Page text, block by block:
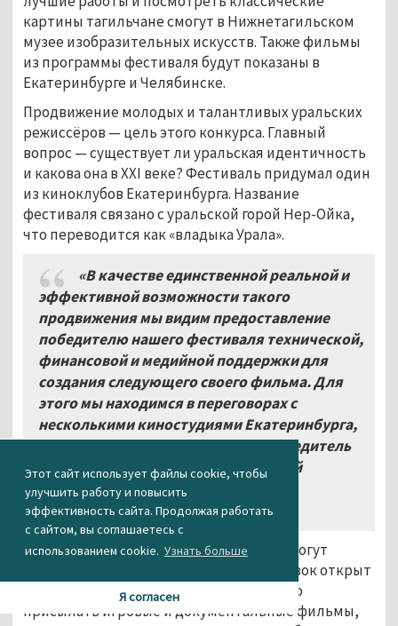
Этот сайт использует файлы cookie, чтобы
улучшить работу и повысить
эффективность сайта. Продолжая работать
с сайтом, вы соглашаетесь с
использованием cookie. Узнать больше
Я согласен
картины тагильчане смогут в Нижнетагильском
музее изобразительных искусств. Также фильмы
из программы фестиваля будут показаны в
Екатеринбурге и Челябинске.
Продвижение молодых и талантливых уральских
режиссёров — цель этого конкурса. Главный
вопрос —существует ли уральская идентичность
и какова она в XXI веке? Фестиваль придумал один
из киноклубов Екатеринбурга. Название
фестиваля связано с уральской горой Нер-Ойка,
что переводится как «владыка Урала».
«В качестве единственной реальной и
эффективной возможности такого
продвижения мы видим предоставление
победителю нашего фестиваля технической,
финансовой и медийной поддержки для
создания следующего своего фильма. Для
этого мы находимся в переговорах с
несколькими киностудиями Екатеринбурга,
на площадке одной из которых победитель
фестиваля сможет реализовать свой
проект», — говорят организаторы
фестиваля.
Все, кто увлекается кино и монтажом, могут
принять участие в конкурсе. Приём заявок открыт
до 10 августа 2021 года. На конкурс можно
присылать игровые и документальные фильмы,